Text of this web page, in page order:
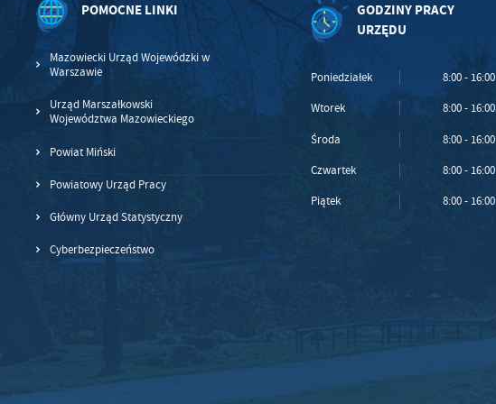
POMOCNE LINKI
Mazowiecki Urząd Wojewódzki w
Warszawie
Urząd Marszałkowski
Województwa Mazowieckiego
Powiat Miński
Powiatowy Urząd Pracy
Główny Urząd Statystyczny
Cyberbezpieczeństwo
GODZINY PRACY
URZĘDU
Poniedziałek 8:00 - 16:00
Wtorek 8:00 - 16:00
Środa 8:00 - 16:00
Czwartek 8:00 - 16:00
Piątek 8:00 - 16:00